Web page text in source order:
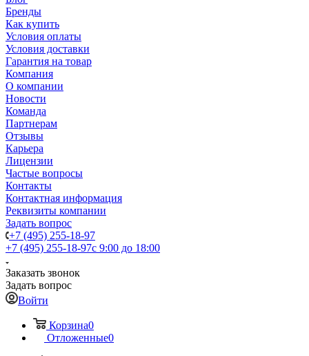
Бренды
Как купить
Условия оплаты
Условия доставки
Гарантия на товар
Компания
О компании
Новости
Команда
Партнерам
Отзывы
Карьера
Лицензии
Частые вопросы
Контакты
Контактная информация
Реквизиты компании
Задать вопрос
+7 (495) 255-18-97
+7 (495) 255-18-97с 9:00 до 18:00
Заказать звонок
Задать вопрос
Войти
Корзина0
Отложенные0